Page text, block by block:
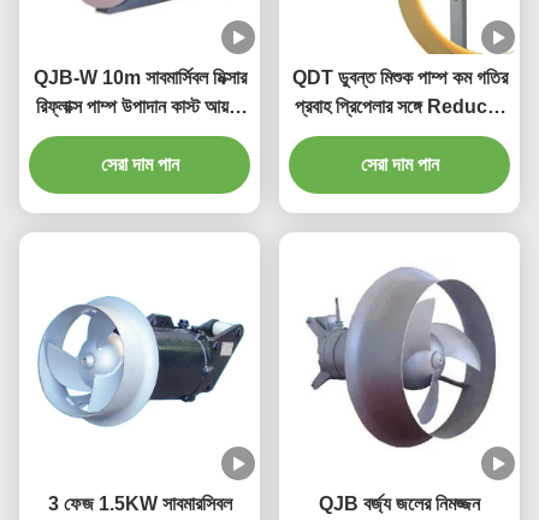
QJB-W 10m সাবমার্সিবল মিক্সার
রিফ্লাক্স পাম্প উপাদান কাস্ট আয়রন
স্টেইনলেস স্টিলের উপর
সেরা দাম পান
QDT ডুবন্ত মিশুক পাম্প কম গতির
প্রবাহ প্রিপেলার সঙ্গে Reducer
উপাদান ঢালাই লোহা স্টেইনলেস স্টীল
সেরা দাম পান
3 ফেজ 1.5KW সাবমারসিবল
QJB বর্জ্য জলের নিমজ্জন